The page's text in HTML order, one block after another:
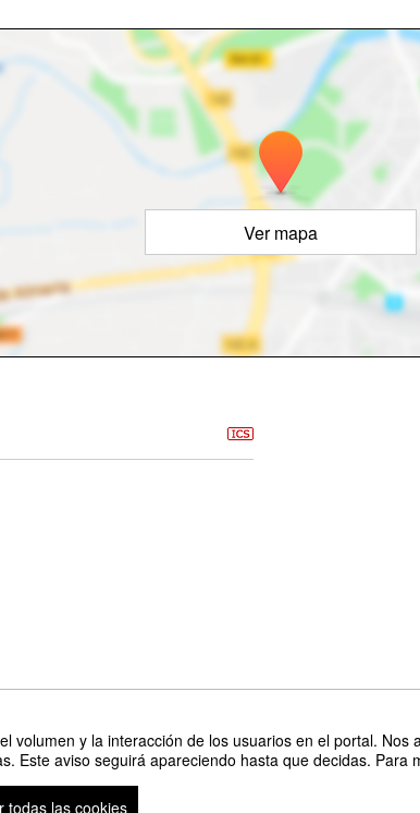
volumen y la interacción de los usuarios en el portal.
Este aviso seguirá apareciendo hasta que decidas.
todas las cookies
Ver mapa